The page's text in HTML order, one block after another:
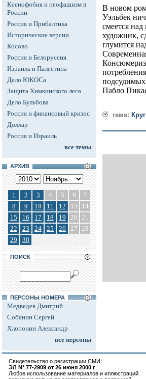
Ксенофобия и неофашизм в
России
Россия и Прибалтика
Исторические версии
Косово
Россия и Белоруссия
Израиль и Палестина
Дело ЮКОСа
Защита Химкинского леса
Дело Бульбова
Россия и финансовый кризис
Доллар
Россия и Израиль
все темы
АРХИВ
1 2 3 4 5 6
7
8
9 10 11 12 13
14
15
16 17 18 19 20 21
22
23 24 25 26 27 28
29
30
ПОИСК
ПЕРСОНЫ НОМЕРА
Медведев Дмитрий
Собянин Сергей
Хлопонин Александр
все персоны
В новом
Уэльбек
смеется
художник,
глумится
подсудимых
Пабло
тема:
Свидетельство о регистрации СМИ:
ЭЛ N° 77-2909 от 26 июня 2000 г
Любое использование материалов и иллюстраций